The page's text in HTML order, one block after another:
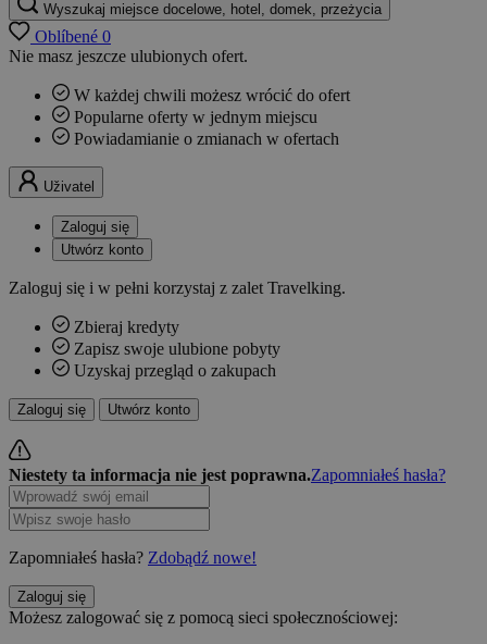
Wyszukaj miejsce docelowe, hotel, domek, przeżycia
Oblíbené 0
Nie masz jeszcze ulubionych ofert.
W każdej chwili możesz wrócić do ofert
Popularne oferty w jednym miejscu
Powiadamianie o zmianach w ofertach
Uživatel
Zaloguj się
Utwórz konto
Zaloguj się i w pełni korzystaj z zalet Travelking.
Zbieraj kredyty
Zapisz swoje ulubione pobyty
Uzyskaj przegląd o zakupach
Zaloguj się Utwórz konto
Niestety ta informacja nie jest poprawna.Zapomniałeś hasła?
Zapomniałeś hasła? Zdobądź nowe!
Zaloguj się
Możesz zalogować się z pomocą sieci społecznościowej: